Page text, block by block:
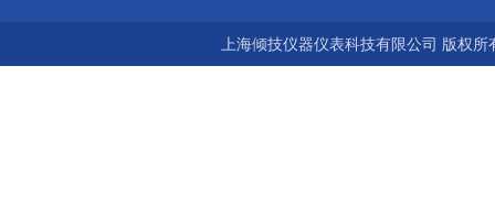
上海倾技仪器仪表科技有限公司 版权